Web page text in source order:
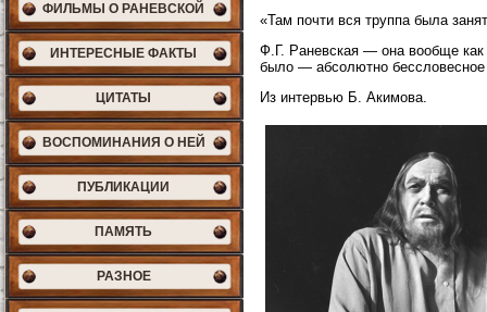
ФИЛЬМЫ О РАНЕВСКОЙ
ИНТЕРЕСНЫЕ ФАКТЫ
ЦИТАТЫ
ВОСПОМИНАНИЯ О НЕЙ
ПУБЛИКАЦИИ
ПАМЯТЬ
РАЗНОЕ
«Там почти вся труппа была
Ф.Г. Раневская — она вообще как
было — абсолютно бессловесное
Из интервью Б. Акимова.